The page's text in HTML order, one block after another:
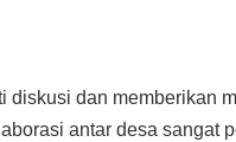
diskusi dan memberikan
antar desa sangat